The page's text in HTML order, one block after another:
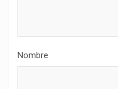
Nombre